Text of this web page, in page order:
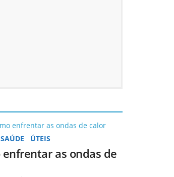
SAÚDE ÚTEIS
enfrentar as ondas de